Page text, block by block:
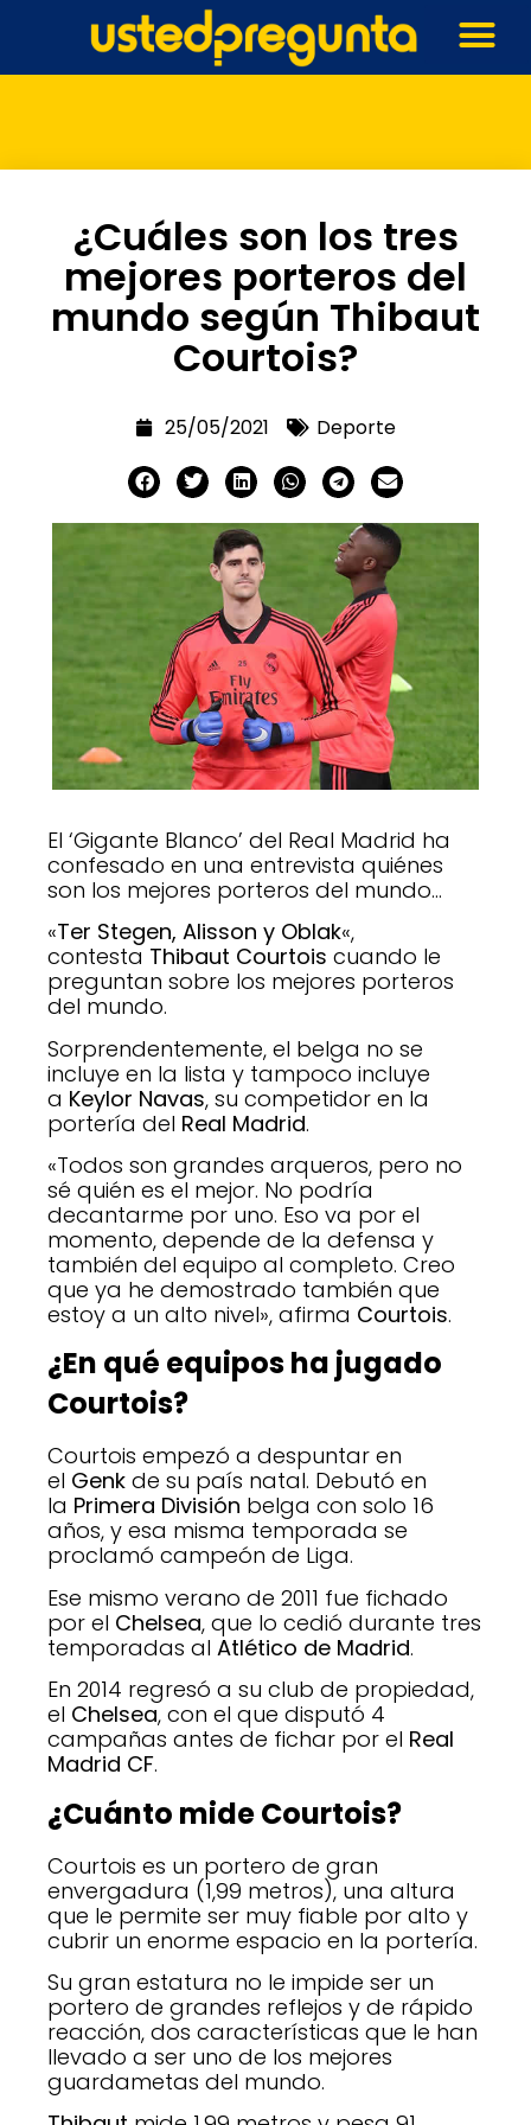
¿Cuáles son los tres
mejores porteros del
mundo según Thibaut
Courtois?
25/05/2021 Deporte
El ‘Gigante Blanco’ del Real Madrid ha
confesado en una entrevista quiénes
son los mejores porteros del mundo…
«Ter Stegen, Alisson y Oblak«,
contesta Thibaut Courtois cuando le
preguntan sobre los mejores porteros
del mundo.
Sorprendentemente, el belga no se
incluye en la lista y tampoco incluye
a Keylor Navas, su competidor en la
portería del Real Madrid.
«Todos son grandes arqueros, pero no
sé quién es el mejor. No podría
decantarme por uno. Eso va por el
momento, depende de la defensa y
también del equipo al completo. Creo
que ya he demostrado también que
estoy a un alto nivel», afirma Courtois.
¿En qué equipos ha jugado
Courtois?
Courtois empezó a despuntar en
el Genk de su país natal. Debutó en
la Primera División belga con solo 16
años, y esa misma temporada se
proclamó campeón de Liga.
Ese mismo verano de 2011 fue fichado
por el Chelsea, que lo cedió durante tres
temporadas al Atlético de Madrid.
En 2014 regresó a su club de propiedad,
el Chelsea, con el que disputó 4
campañas antes de fichar por el Real
Madrid CF.
¿Cuánto mide Courtois?
Courtois es un portero de gran
envergadura (1,99 metros), una altura
que le permite ser muy fiable por alto y
cubrir un enorme espacio en la portería.
Su gran estatura no le impide ser un
portero de grandes reflejos y de rápido
reacción, dos características que le han
llevado a ser uno de los mejores
guardametas del mundo.